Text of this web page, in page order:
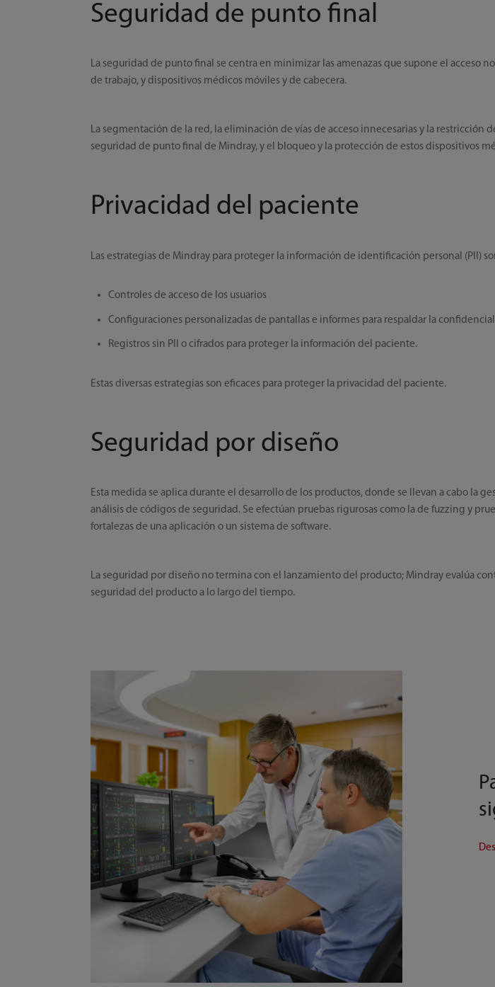
Seguridad de punto final
La seguridad de punto final se centra en minimizar las amenazas que supone el acceso
de trabajo, y dispositivos médicos móviles y de cabecera.
La segmentación de la red, la eliminación de vías de acceso innecesarias y la restricción
seguridad de punto final de Mindray, y el bloqueo y la protección de estos dispositivos
Privacidad del paciente
Las estrategias de Mindray para proteger la información de identificación personal (PII)
Controles de acceso de los usuarios
Configuraciones personalizadas de pantallas e informes para respaldar la
Registros sin PII o cifrados para proteger la información del paciente.
Estas diversas estrategias son eficaces para proteger la privacidad del paciente.
Seguridad por diseño
Esta medida se aplica durante el desarrollo de los productos, donde se llevan a cabo la
análisis de códigos de seguridad. Se efectúan pruebas rigurosas como la de fuzzing y
fortalezas de una aplicación o un sistema de software.
La seguridad por diseño no termina con el lanzamiento del producto; Mindray evalúa
seguridad del producto a lo largo del tiempo.